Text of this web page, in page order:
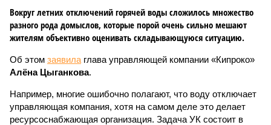
Вокруг летних отключений горячей воды сложилось множество
разного рода домыслов, которые порой очень сильно мешают
жителям объективно оценивать складывающуюся ситуацию.
Об этом заявила глава управляющей компании «Кипроко»
Алёна Цыганкова.
Например, многие ошибочно полагают, что воду отключает
управляющая компания, хотя на самом деле это делает
ресурсоснабжающая организация. Задача УК состоит в